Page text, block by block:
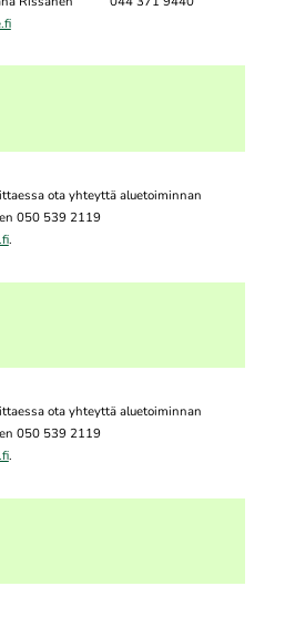
ota yhteyttä aluetoiminnan
050 539 2119
.
ota yhteyttä aluetoiminnan
050 539 2119
.